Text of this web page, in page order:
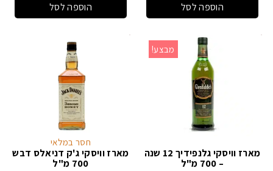
הוספה לסל הוספה לסל
מבצע!
מארז וויסקי גלנפידיך 12 שנה
– 700 מ"ל
חסר במלאי
מארז וויסקי ג'ק דניאלס דבש
700 מ"ל